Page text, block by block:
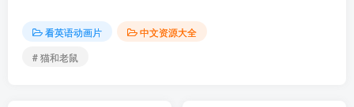
看英语动画片
中文资源大全
# 猫和老鼠